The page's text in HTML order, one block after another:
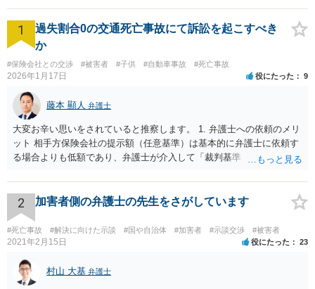
1
過失割合0の交通死亡事故にて訴訟を起こすべき
か
#保険会社との交渉 #被害者 #子供 #自動車事故 #死亡事故
2026年1月17日 役にたった 9
藤本 顯人 弁護士
大変お辛い思いをされていると推察します。 1. 弁護士への依頼のメリ
ット 相手方保険会社の提示額（任意基準）は基本的に弁護士に依頼す
る場合よりも低額であり、弁護士が介入して「裁判基準（弁護士基
いです。 2. 訴訟と示談交渉のメリット・デメリット 判決（訴訟）: 勝
訴判決まで至れば、本来の賠償額に加え「遅延損害金（事故時から発
生）」と「弁護士費用相当額（認容額の約1割）」が加算されます。
訴訟上の和解: 訴訟を起こしても、判決前に裁判所での「和解」で終わ
るケースが多いです。 この場合、遅延損害金や弁護士費用はカットさ
あります。 3. 逸失利益（将来の収入）の計算 未就学女児の場合、賃
金センサスの「男女全年齢平均賃金」などを用いて計算することが多
2 加害者側の弁護士の先生をさがしています
#死亡事故 #解決に向けた示談 #国や自治体 #加害者 #示談交渉 #被害者
2021年2月15日 役にたった 23
村山 大基 弁護士